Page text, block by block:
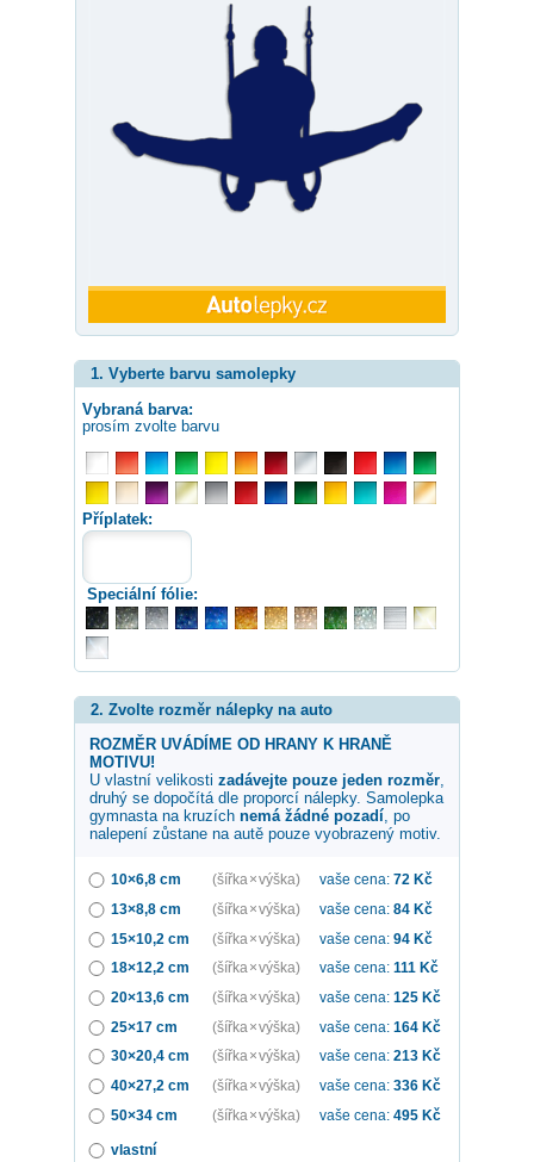
1. Vyberte barvu samolepky
Vybraná barva:
prosím zvolte barvu
Příplatek:
Speciální fólie:
2. Zvolte rozměr nálepky na auto
ROZMĚR UVÁDÍME OD HRANY K HRANĚ
MOTIVU!
U vlastní velikosti zadávejte pouze jeden rozměr,
druhý se dopočítá dle proporcí nálepky. Samolepka
gymnasta na kruzích nemá žádné pozadí, po
nalepení zůstane na autě pouze vyobrazený motiv.
10×6,8 cm (šířka × výška) vaše cena: 72 Kč
13×8,8 cm
(šířka × výška) vaše cena: 84 Kč
15×10,2 cm
(šířka × výška) vaše cena: 94 Kč
18×12,2 cm
(šířka × výška) vaše cena: 111 Kč
20×13,6 cm
(šířka × výška) vaše cena: 125 Kč
25×17 cm
(šířka × výška) vaše cena: 164 Kč
30×20,4 cm
(šířka × výška) vaše cena: 213 Kč
40×27,2 cm
(šířka × výška) vaše cena: 336 Kč
50×34 cm
(šířka × výška) vaše cena: 495 Kč
vlastní